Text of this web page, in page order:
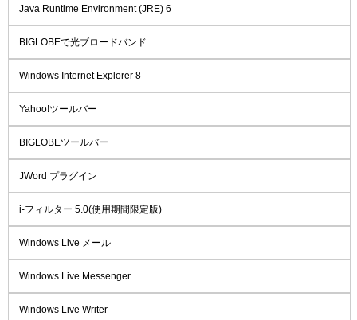
Java Runtime Environment (JRE) 6
BIGLOBEで光ブロードバンド
Windows Internet Explorer 8
Yahoo!ツールバー
BIGLOBEツールバー
JWord プラグイン
i-フィルター 5.0(使用期間限定版)
Windows Live メール
Windows Live Messenger
Windows Live Writer